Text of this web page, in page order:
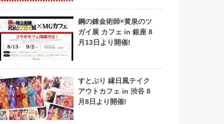
鋼の錬金術師×黄泉のツ
ガイ展 カフェ in 銀座 8
月13日より開催!
すとぷり 縁日風テイク
アウトカフェ in 渋谷 8
月8日より開催!